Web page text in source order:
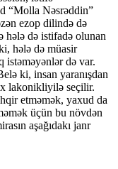
“Molla Nəsrəddin”
ezop dilində də
hələ də istifadə olunan
hələ də müasir
istəməyənlər də var.
ki, insan yaranışdan
lakonikliyilə seçilir.
etməmək, yaxud da
üçün bu növdən
aşağıdakı janr